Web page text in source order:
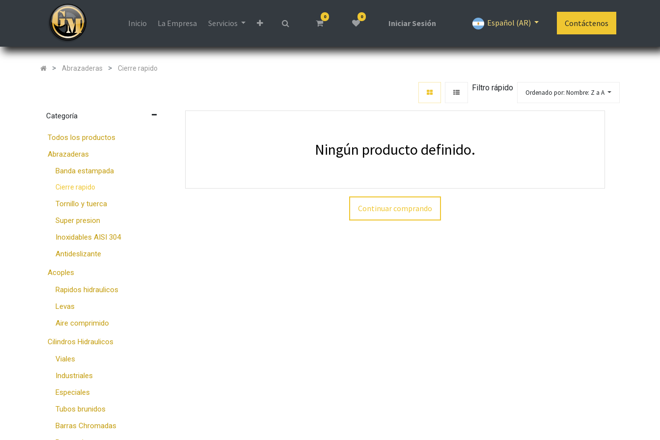
Inicio La Empresa Servicios
0 0
Iniciar Sesión Español (AR) Contáctenos
Abrazaderas Cierre rapido
Ordenado por: Nombre: Z a A
Filtro rápido
Categoría
Todos los productos
Abrazaderas
Banda estampada
Cierre rapido
Tornillo y tuerca
Super presion
Inoxidables AISI 304
Antideslizante
Acoples
Rapidos hidraulicos
Levas
Aire comprimido
Cilindros Hidraulicos
Viales
Industriales
Especiales
Tubos brunidos
Barras Chromadas
Ningún producto definido.
Continuar comprando